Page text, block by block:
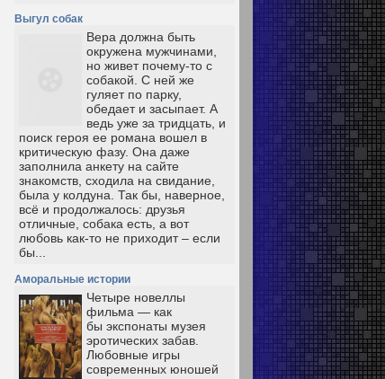
Выгул собак
Вера должна быть
окружена мужчинами,
но живет почему-то с
собакой. С ней же
гуляет по парку,
обедает и засыпает. А
ведь уже за тридцать, и
поиск героя ее романа вошел в
критическую фазу. Она даже
заполнила анкету на сайте
знакомств, сходила на свидание,
была у колдуна. Так бы, наверное,
всё и продолжалось: друзья
отличные, собака есть, а вот
любовь как-то не приходит – если
бы...
Аморальные истории
Четыре новеллы
фильма — как
бы экспонаты музея
эротических забав.
Любовные игры
современных юношей